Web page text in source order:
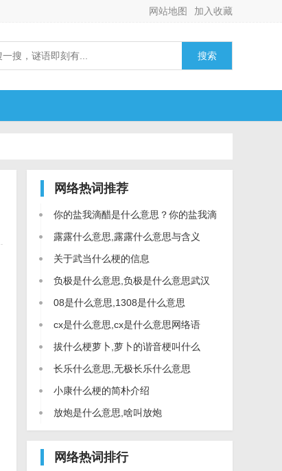
加入收藏
网站地图
搜索
网络热词推荐
你的盐我滴醋是什么意思？你的盐我滴
醋是什么梗？
露露什么意思,露露什么意思与含义
关于武当什么梗的信息
负极是什么意思,负极是什么意思武汉
话
08是什么意思,1308是什么意思
cx是什么意思,cx是什么意思网络语
拔什么梗萝卜,萝卜的谐音梗叫什么
长乐什么意思,无极长乐什么意思
小康什么梗的简朴介绍
放炮是什么意思,啥叫放炮
网络热词排行